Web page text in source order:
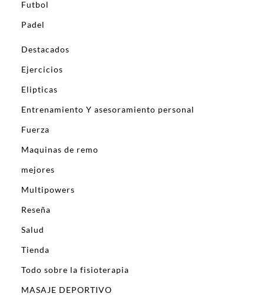
Futbol
Padel
Destacados
Ejercicios
Elipticas
Entrenamiento Y asesoramiento personal
Fuerza
Maquinas de remo
mejores
Multipowers
Reseña
Salud
Tienda
Todo sobre la fisioterapia
MASAJE DEPORTIVO